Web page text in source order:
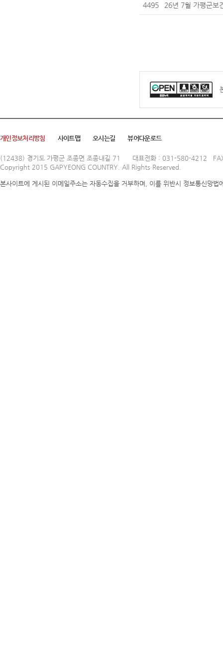
4495 26년 7월 가평군보
개인정보처리방침 사이트맵 오시는길 뷰어다운로드
(12438) 경기도 가평군 조종면 조종내길 71
대표전화 : 031-580-4212
Copyright 2015 GAPYEONG COUNTRY. All Rights Reserved.
본사이트에 게시된 이메일주소는 자동수집을 거부하며, 이를 위반시 정보통신망법